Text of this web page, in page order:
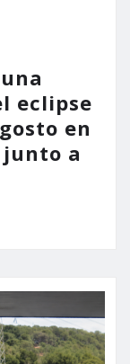
eclipse
en
a